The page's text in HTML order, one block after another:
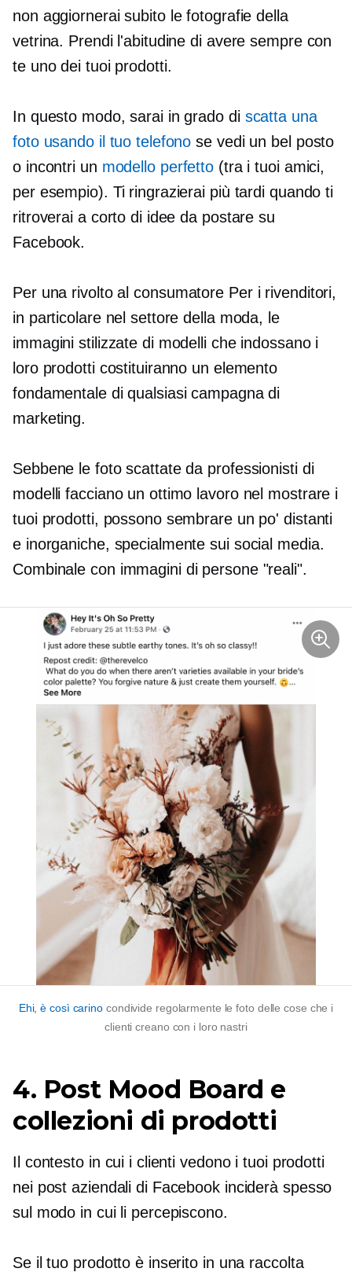
non aggiornerai subito le fotografie della
vetrina. Prendi l'abitudine di avere sempre con
te uno dei tuoi prodotti.
In questo modo, sarai in grado di scatta una
foto usando il tuo telefono se vedi un bel posto
o incontri un modello perfetto (tra i tuoi amici,
per esempio). Ti ringrazierai più tardi quando ti
ritroverai a corto di idee da postare su
Facebook.
Per una rivolto al consumatore Per i rivenditori,
in particolare nel settore della moda, le
immagini stilizzate di modelli che indossano i
loro prodotti costituiranno un elemento
fondamentale di qualsiasi campagna di
marketing.
Sebbene le foto scattate da professionisti di
modelli facciano un ottimo lavoro nel mostrare i
tuoi prodotti, possono sembrare un po' distanti
e inorganiche, specialmente sui social media.
Combinale con immagini di persone "reali".
Ehi, è così carino condivide regolarmente le foto delle cose che i
clienti creano con i loro nastri
4. Post Mood Board e
collezioni di prodotti
Il contesto in cui i clienti vedono i tuoi prodotti
nei post aziendali di Facebook inciderà spesso
sul modo in cui li percepiscono.
Se il tuo prodotto è inserito in una raccolta